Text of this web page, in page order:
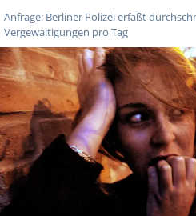
Anfrage: Berliner Polizei erfaßt
Vergewaltigungen pro Tag